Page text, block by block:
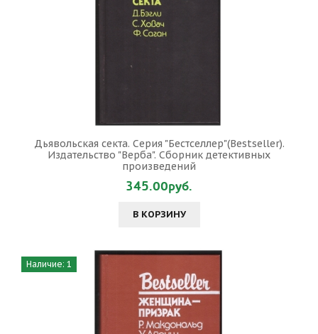
Дьявольская секта. Серия "Бестселлер"(Bestseller).
Издательство "Верба". Сборник детективных
произведений
345.00руб.
В КОРЗИНУ
Наличие: 1